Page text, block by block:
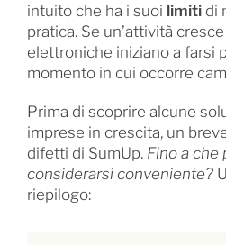
intuito che ha i suoi limitidi
pratica. Se un’attività
elettroniche iniziano a farsi
momento in cui occorre
Prima di scoprire alcune
imprese in crescita, un
difetti di SumUp. Fino a che
considerarsi conveniente?
riepilogo: